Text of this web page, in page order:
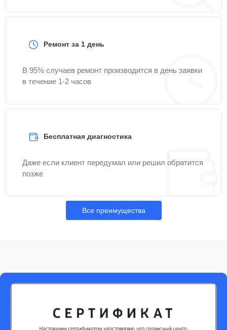
Ремонт за 1 день
В 95% случаев ремонт производится в день заявки
в течение 1-2 часов
Бесплатная диагностика
Даже если клиент передумал или решил обратится
позже
Все преимущества